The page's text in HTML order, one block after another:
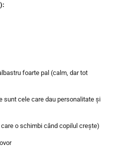
foarte pal (calm, dar tot
sunt cele care dau personalitate și
o schimbi când copilul crește)